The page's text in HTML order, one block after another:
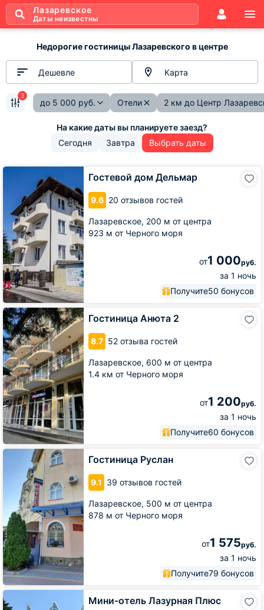
Лазаревское
Даты неизвестны
Недорогие гостиницы Лазаревского в центре
Дешевле Карта
до 5 000 руб. Отели 2 км до Центр
3
Сегодня Завтра Выбрать даты
Гостевой дом Дельмар
9.6 20 отзывов гостей
Лазаревское, 200 м от центра
923 м от Черного моря
от1 000руб.
за 1 ночь
Получите50 бонусов
Гостевой
Дельмар
Гостиница Анюта 2
8.7 52 отзыва гостей
Лазаревское, 600 м от центра
1.4 км от Черного моря
от1 200руб.
за 1 ночь
Получите60 бонусов
Гостиница
Анюта
2
Гостиница Руслан
9.1 39 отзывов гостей
Лазаревское, 500 м от центра
878 м от Черного моря
от1 575руб.
за 1 ночь
Получите79 бонусов
Гостиница
Мини-отель Лазурная Плюс
Мини-
отель